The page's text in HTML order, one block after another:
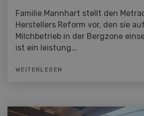
Familie Mannhart stellt den
Herstellers Reform vor, den sie
Milchbetrieb in der Bergzone
ist ein leistung...
WEITERLESEN